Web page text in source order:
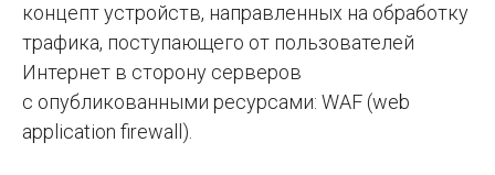
концепт устройств, направленных на обработку
трафика, поступающего от пользователей
Интернет в сторону серверов
с опубликованными ресурсами: WAF (web
application firewall).